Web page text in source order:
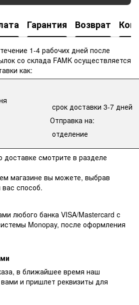
Гарантия Возврат
1-4 рабочих дней после
со склада FAMK осуществляется
как:
срок доставки 3-7 дней
Отправка на:
отделение
смотрите в разделе
магазине вы можете, выбрав
способ.
любого банка VISA/Mastercard с
Monopay, после оформления
в ближайшее время наш
и пришлет реквизиты для